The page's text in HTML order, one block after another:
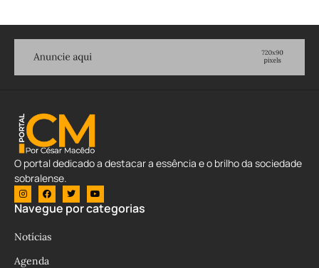
O portal dedicado a destacar a essência e o brilho da sociedade
sobralense.
Navegue por categorias
Notícias
Agenda